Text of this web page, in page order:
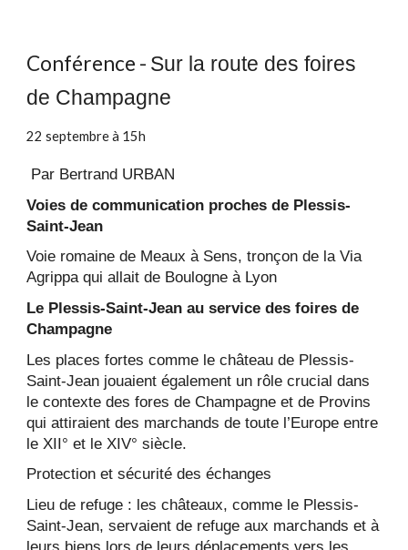
Conférence - Sur la route des foires
de Champagne
22 septembre à 15h
Par Bertrand URBAN
Voies de communication proches de Plessis-
Saint-Jean
Voie romaine de Meaux à Sens, tronçon de la Via
Agrippa qui allait de Boulogne à Lyon
Le Plessis-Saint-Jean au service des foires de
Champagne
Les places fortes comme le château de Plessis-
Saint-Jean jouaient également un rôle crucial dans
le contexte des fores de Champagne et de Provins
qui attiraient des marchands de toute l’Europe entre
le XII° et le XIV° siècle.
Protection et sécurité des échanges
Lieu de refuge : les châteaux, comme le Plessis-
Saint-Jean, servaient de refuge aux marchands et à
leurs biens lors de leurs déplacements vers les